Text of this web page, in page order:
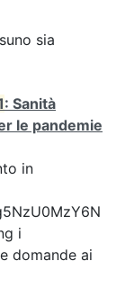
sia
: Sanità
le pandemie
in
i
domande ai